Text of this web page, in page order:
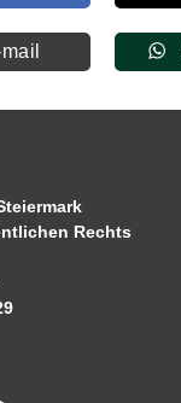
Rechts